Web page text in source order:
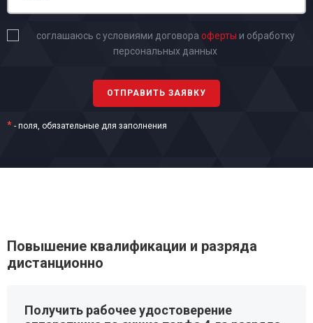
соглашаюсь с условиями договора оферты и обработку
персональных данных
* - поля, обязательные для заполнения
Повышение квалификации и разряда
дистанционно
Получить рабочее удостоверение